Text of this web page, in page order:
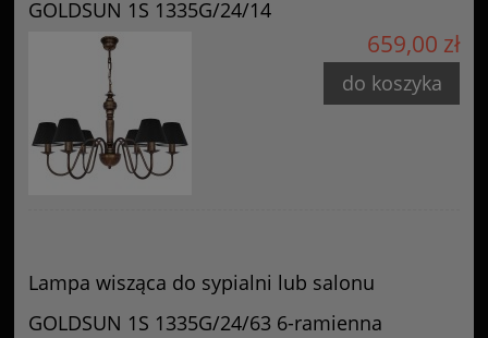
GOLDSUN 1S 1335G/24/14
659,00 zł
do koszyka
Lampa wisząca do sypialni lub salonu
GOLDSUN 1S 1335G/24/63 6-ramienna